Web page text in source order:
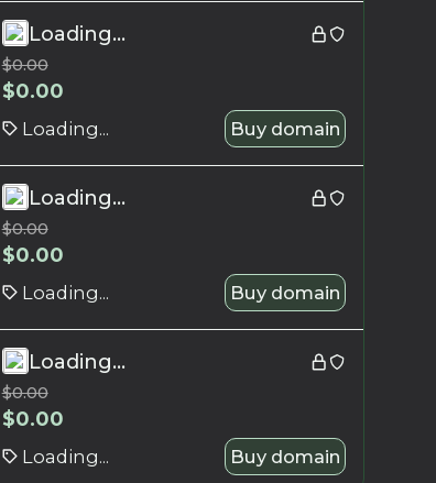
Loading...
$0.00
$0.00
Loading... Buy domain
Loading...
$0.00
$0.00
Loading... Buy domain
Loading...
$0.00
$0.00
Loading... Buy domain